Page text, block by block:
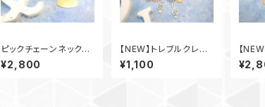
ピックチェーンネックレ
ス
¥2,800
【NEW】トレブルクレフ
キーホルダー
¥1,100
【
グネ